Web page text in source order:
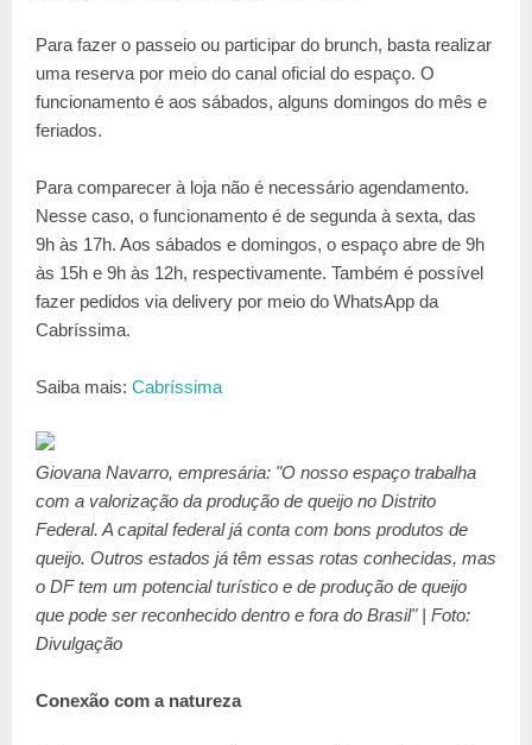
Para fazer o passeio ou participar do brunch, basta realizar
uma reserva por meio do canal oficial do espaço. O
funcionamento é aos sábados, alguns domingos do mês e
feriados.
Para comparecer à loja não é necessário agendamento.
Nesse caso, o funcionamento é de segunda à sexta, das
9h às 17h. Aos sábados e domingos, o espaço abre de 9h
às 15h e 9h às 12h, respectivamente. Também é possível
fazer pedidos via delivery por meio do WhatsApp da
Cabríssima.
Saiba mais: Cabríssima
Giovana Navarro, empresária: "O nosso espaço trabalha
com a valorização da produção de queijo no Distrito
Federal. A capital federal já conta com bons produtos de
queijo. Outros estados já têm essas rotas conhecidas, mas
o DF tem um potencial turístico e de produção de queijo
que pode ser reconhecido dentro e fora do Brasil" | Foto:
Divulgação
Conexão com a natureza